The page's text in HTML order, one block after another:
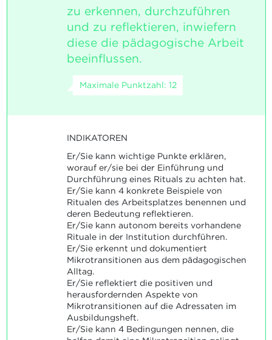
zu erkennen, durchzuführen
und zu reflektieren, inwiefern
diese die pädagogische Arbeit
beeinflussen.
Maximale Punktzahl: 12
INDIKATOREN
Er/Sie kann wichtige Punkte erklären,
worauf er/sie bei der Einführung und
Durchführung eines Rituals zu achten hat.
Er/Sie kann 4 konkrete Beispiele von
Ritualen des Arbeitsplatzes benennen und
deren Bedeutung reflektieren.
Er/Sie kann autonom bereits vorhandene
Rituale in der Institution durchführen.
Er/Sie erkennt und dokumentiert
Mikrotransitionen aus dem pädagogischen
Alltag.
Er/Sie reflektiert die positiven und
herausfordernden Aspekte von
Mikrotransitionen auf die Adressaten im
Ausbildungsheft.
Er/Sie kann 4 Bedingungen nennen, die